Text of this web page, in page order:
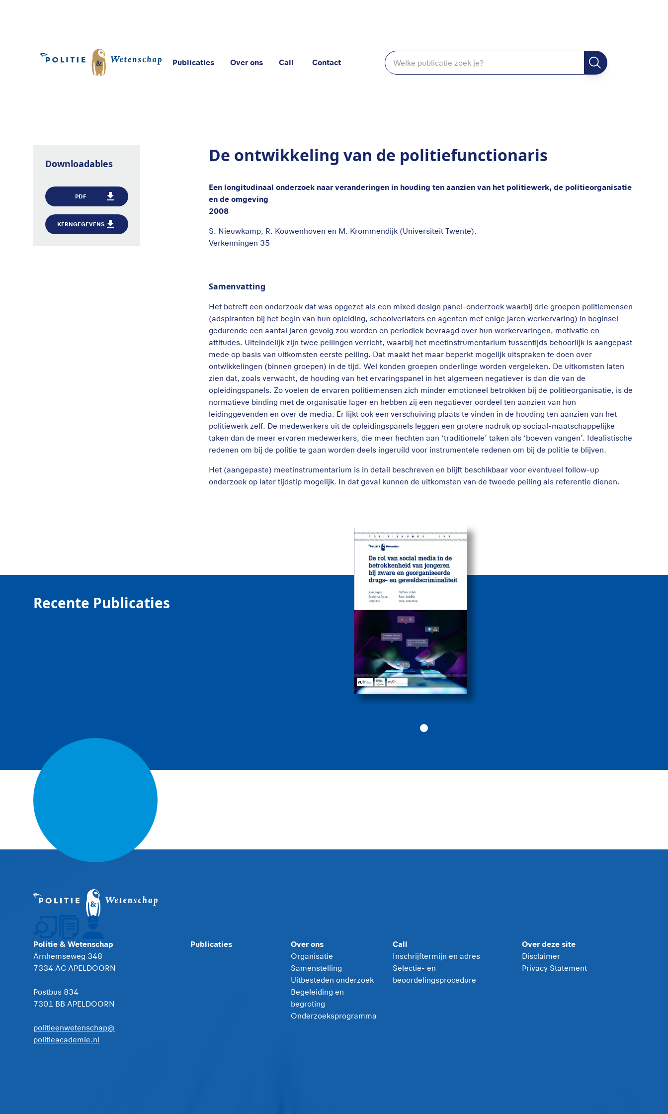
Publicaties Over ons Call Contact
Publicaties
Downloadables
PDF
KERNGEGEVENS
De ontwikkeling van de politiefunctionaris
Een longitudinaal onderzoek naar veranderingen in houding ten aanzien van het politiewerk, de politieorganisatie
en de omgeving
2008
S. Nieuwkamp, R. Kouwenhoven en M. Krommendijk (Universiteit Twente).
Verkenningen 35
Samenvatting
Het betreft een onderzoek dat was opgezet als een mixed design panel-onderzoek waarbij drie groepen politiemensen
(adspiranten bij het begin van hun opleiding, schoolverlaters en agenten met enige jaren werkervaring) in beginsel
gedurende een aantal jaren gevolg zou worden en periodiek bevraagd over hun werkervaringen, motivatie en
attitudes. Uiteindelijk zijn twee peilingen verricht, waarbij het meetinstrumentarium tussentijds behoorlijk is aangepast
mede op basis van uitkomsten eerste peiling. Dat maakt het maar beperkt mogelijk uitspraken te doen over
ontwikkelingen (binnen groepen) in de tijd. Wel konden groepen onderlinge worden vergeleken. De uitkomsten laten
zien dat, zoals verwacht, de houding van het ervaringspanel in het algemeen negatiever is dan die van de
opleidingspanels. Zo voelen de ervaren politiemensen zich minder emotioneel betrokken bij de politieorganisatie, is de
normatieve binding met de organisatie lager en hebben zij een negatiever oordeel ten aanzien van hun
leidinggevenden en over de media. Er lijkt ook een verschuiving plaats te vinden in de houding ten aanzien van het
politiewerk zelf. De medewerkers uit de opleidingspanels leggen een grotere nadruk op sociaal-maatschappelijke
taken dan de meer ervaren medewerkers, die meer hechten aan ‘traditionele’ taken als ‘boeven vangen’. Idealistische
redenen om bij de politie te gaan worden deels ingeruild voor instrumentele redenen om bij de politie te blijven.
Het (aangepaste) meetinstrumentarium is in detail beschreven en blijft beschikbaar voor eventueel follow-up
onderzoek op later tijdstip mogelijk. In dat geval kunnen de uitkomsten van de tweede peiling als referentie dienen.
Recente Publicaties
De rol van sociale
media bij de
betrokkenheid van
jongeren bij zware
drugs- en
geweldscriminaliteit
2026
Politiekunde
Politiekunde
Politie & Wetenschap
Arnhemseweg 348
7334 AC APELDOORN
Postbus 834
7301 BB APELDOORN
politieenwetenschap@
politieacademie.nl
Publicaties Over ons
Organisatie
Samenstelling
Uitbesteden onderzoek
Begeleiding en
begroting
Onderzoeksprogramma
Call
Inschrijftermijn en adres
Selectie- en
beoordelingsprocedure
Over deze site
Disclaimer
Privacy Statement